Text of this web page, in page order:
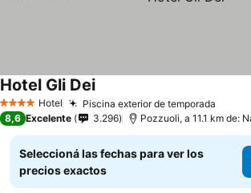
4 EstrellasHotel Piscina exterior de temporada
Hotel Gli Dei
8,6 Excelente 3.296 Pozzuoli, a 11.1 km de:
Seleccioná las fechas para ver los
precios exactos